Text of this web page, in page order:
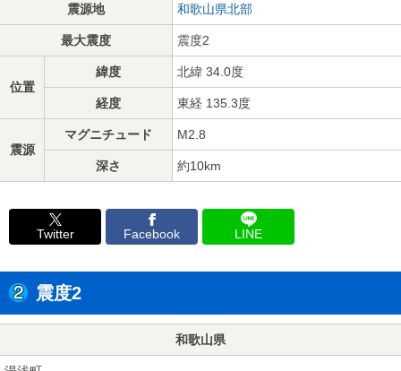
震源地 和歌山県北部
最大震度 震度2
位置
緯度 北緯 34.0度
経度 東経 135.3度
震源
マグニチュード M2.8
深さ 約10km
Twitter Facebook LINE
震度2
和歌山県